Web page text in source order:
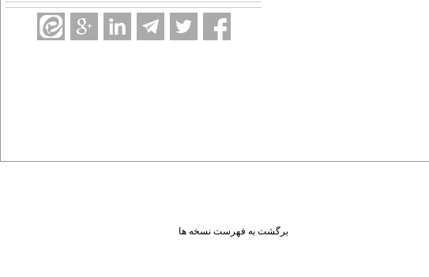
برگشت به فهرست نسخه ها